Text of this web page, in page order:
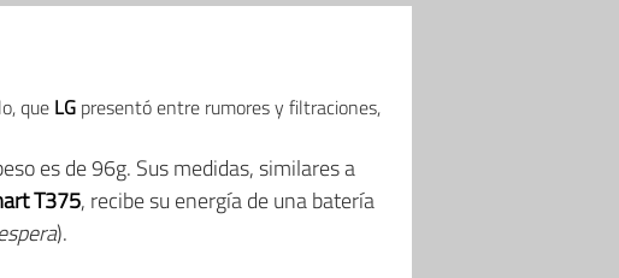
que LG presentó entre rumores y filtraciones,
es de 96g. Sus medidas, similares a
T375, recibe su energía de una batería
).